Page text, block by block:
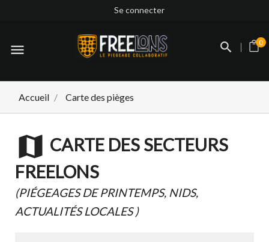
Se connecter
menu 0
Accueil Carte des pièges
map CARTE DES SECTEURS
FREELONS
(PIÉGEAGES DE PRINTEMPS, NIDS,
ACTUALITÉS LOCALES )